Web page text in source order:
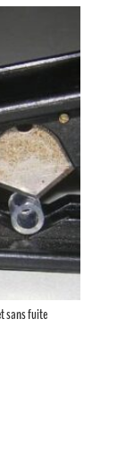
sans fuite